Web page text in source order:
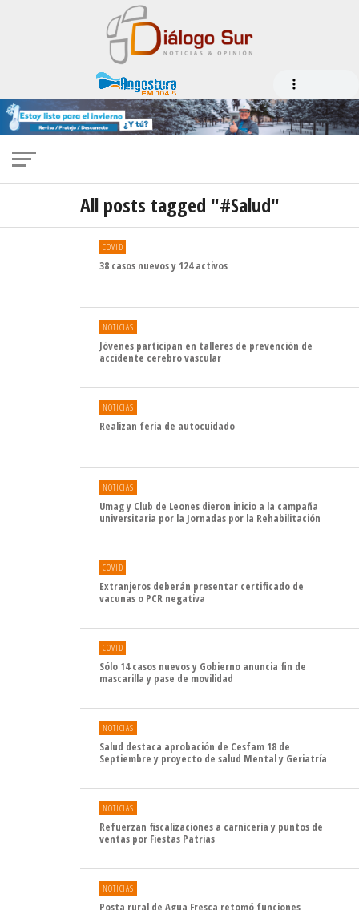
All posts tagged "#Salud"
COVID
38 casos nuevos y 124 activos
NOTICIAS
Jóvenes participan en talleres de prevención de
accidente cerebro vascular
NOTICIAS
Realizan feria de autocuidado
NOTICIAS
Umag y Club de Leones dieron inicio a la campaña
universitaria por la Jornadas por la Rehabilitación
COVID
Extranjeros deberán presentar certificado de
vacunas o PCR negativa
COVID
Sólo 14 casos nuevos y Gobierno anuncia fin de
mascarilla y pase de movilidad
NOTICIAS
Salud destaca aprobación de Cesfam 18 de
Septiembre y proyecto de salud Mental y Geriatría
NOTICIAS
Refuerzan fiscalizaciones a carnicería y puntos de
ventas por Fiestas Patrias
NOTICIAS